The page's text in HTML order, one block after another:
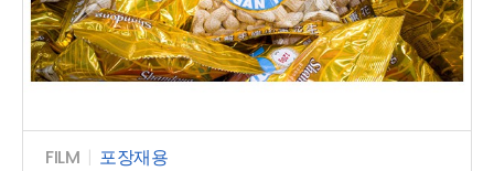
FILM | 포장재용